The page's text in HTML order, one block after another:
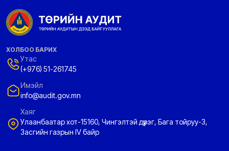
ХОЛБОО БАРИХ
Утас
(+976) 51-261745
Имэйл
info@audit.gov.mn
Хаяг
Улаанбаатар хот-15160, Чингэлтэй дүүрэг, Бага тойруу-3,
Засгийн газрын IV байр